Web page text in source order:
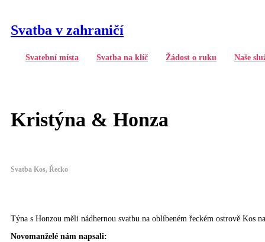
Svatba v zahraničí
Svatební místa Svatba na klíč Žádost o ruku Naše
Kristýna & Honza
Svatba Kos, Řecko
Týna s Honzou měli nádhernou svatbu na oblíbeném řeckém ostrově Kos
Novomanželé nám napsali: